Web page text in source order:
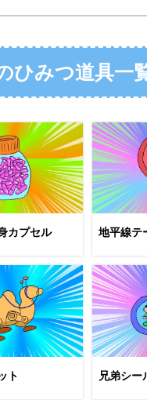
ひみつ道具一
カプセル 地平線テ
ト 兄弟シー